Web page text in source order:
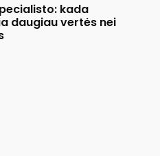
kada
daugiau vertės nei